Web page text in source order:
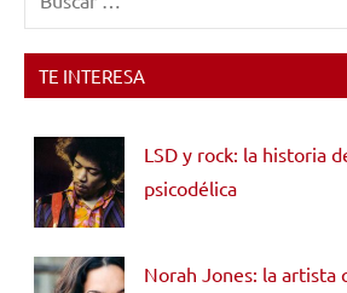
TE INTERESA
LSD y rock: la historia
psicodélica
Norah Jones: la artista